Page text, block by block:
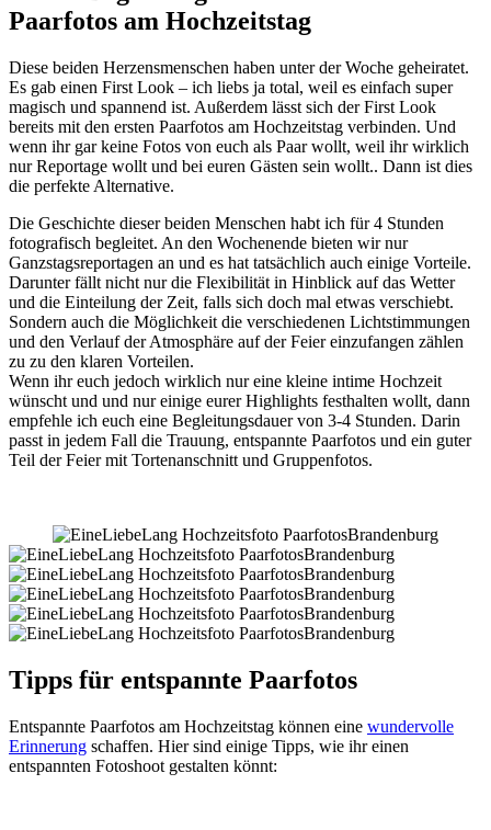
Paarfotos am Hochzeitstag
Diese beiden Herzensmenschen haben unter der Woche geheiratet.
Es gab einen First Look – ich liebs ja total, weil es einfach super
magisch und spannend ist. Außerdem lässt sich der First Look
bereits mit den ersten Paarfotos am Hochzeitstag verbinden. Und
wenn ihr gar keine Fotos von euch als Paar wollt, weil ihr wirklich
nur Reportage wollt und bei euren Gästen sein wollt.. Dann ist dies
die perfekte Alternative.
Die Geschichte dieser beiden Menschen habt ich für 4 Stunden
fotografisch begleitet. An den Wochenende bieten wir nur
Ganzstagsreportagen an und es hat tatsächlich auch einige Vorteile.
Darunter fällt nicht nur die Flexibilität in Hinblick auf das Wetter
und die Einteilung der Zeit, falls sich doch mal etwas verschiebt.
Sondern auch die Möglichkeit die verschiedenen Lichtstimmungen
und den Verlauf der Atmosphäre auf der Feier einzufangen zählen
zu zu den klaren Vorteilen.
Wenn ihr euch jedoch wirklich nur eine kleine intime Hochzeit
wünscht und und nur einige eurer Highlights festhalten wollt, dann
empfehle ich euch eine Begleitungsdauer von 3-4 Stunden. Darin
passt in jedem Fall die Trauung, entspannte Paarfotos und ein guter
Teil der Feier mit Tortenanschnitt und Gruppenfotos.
Tipps für entspannte Paarfotos
Entspannte Paarfotos am Hochzeitstag können eine wundervolle
Erinnerung schaffen. Hier sind einige Tipps, wie ihr einen
entspannten Fotoshoot gestalten könnt: